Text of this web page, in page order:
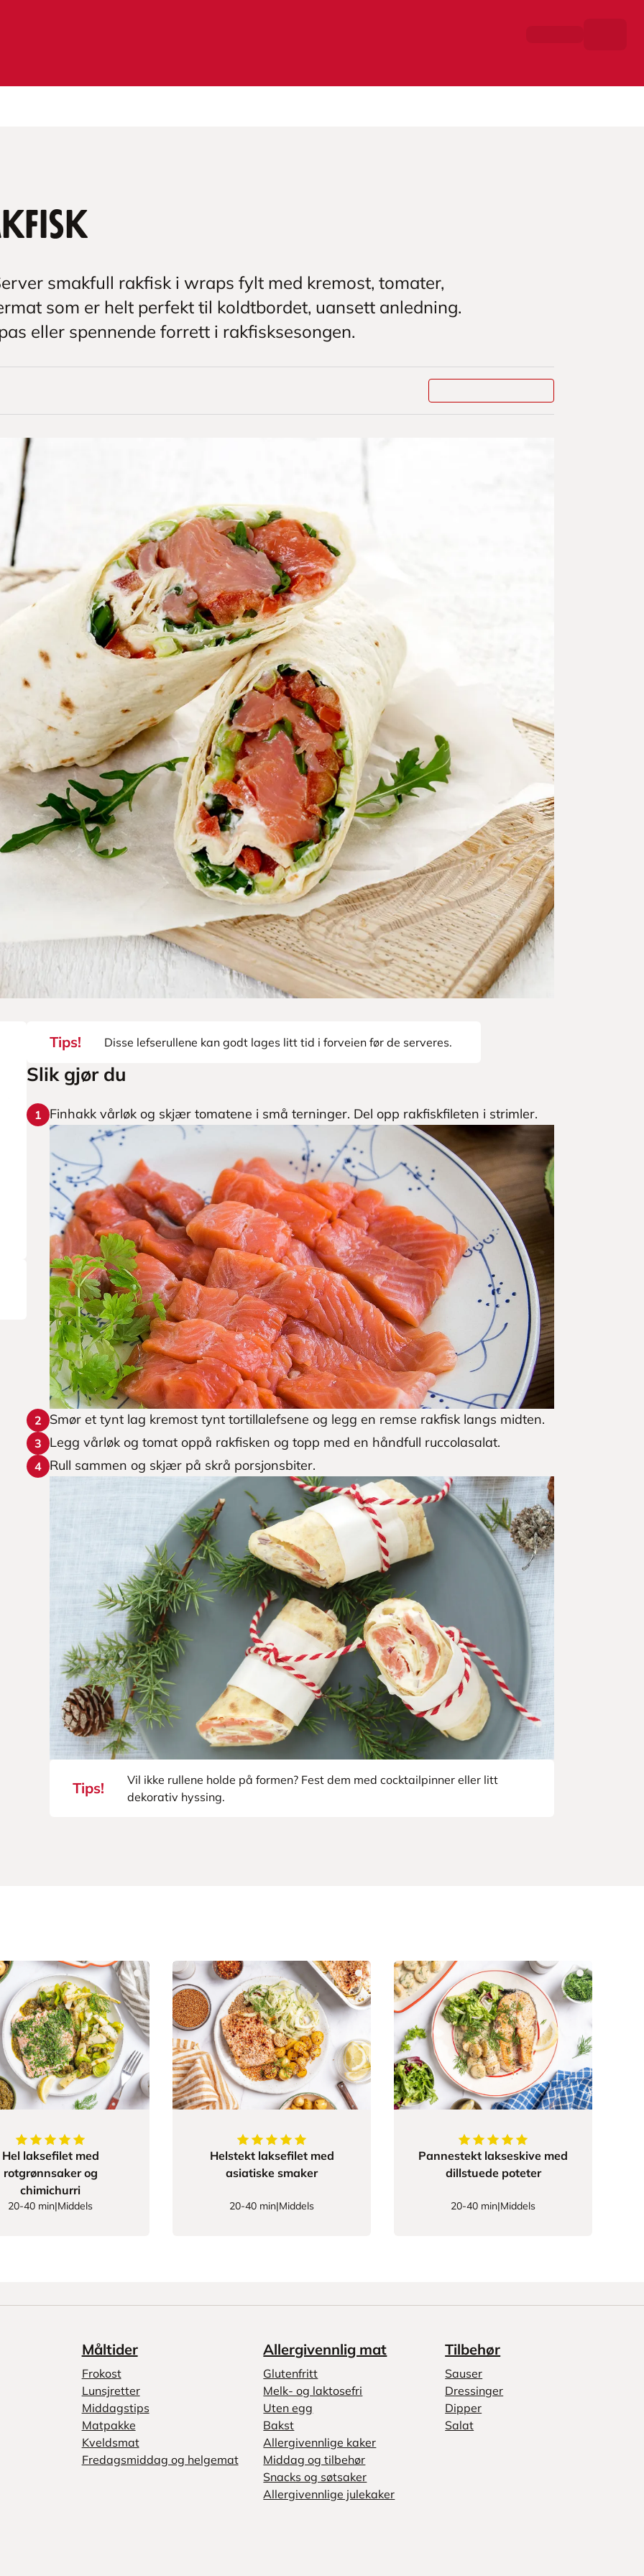
smakfull rakfisk i wraps fylt med kremost, tomater,
som er helt perfekt til koldtbordet, uansett anledning.
eller spennende forrett i rakfisksesongen.
Tips! Disse lefserullene kan godt lages litt tid i forveien før de serveres.
Slik gjør du
1 Finhakk vårløk og skjær tomatene i små terninger. Del opp rakfiskfileten i strimler.
2 Smør et tynt lag kremost tynt tortillalefsene og legg en remse rakfisk langs midten.
3 Legg vårløk og tomat oppå rakfisken og topp med en håndfull ruccolasalat.
4 Rull sammen og skjær på skrå porsjonsbiter.
Tips!
Vil ikke rullene holde på formen? Fest dem med cocktailpinner eller litt
dekorativ hyssing.
5av5stjerner
Hel laksefilet med
rotgrønnsaker og
chimichurri
20-40 min|Middels
5av5stjerner
Helstekt laksefilet med
asiatiske smaker
20-40 min|Middels
5av5stjerner
Pannestekt lakseskive med
dillstuede poteter
20-40 min|Middels
Måltider
Frokost
Lunsjretter
Middagstips
Matpakke
Kveldsmat
Fredagsmiddag og helgemat
Allergivennlig mat
Glutenfritt
Melk- og laktosefri
Uten egg
Bakst
Allergivennlige kaker
Middag og tilbehør
Snacks og søtsaker
Allergivennlige julekaker
Tilbehør
Sauser
Dressinger
Dipper
Salat